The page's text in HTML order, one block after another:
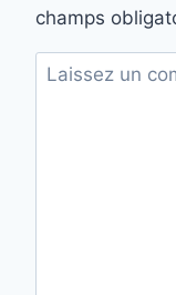
champs